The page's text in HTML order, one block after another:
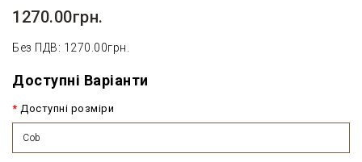
1270.00грн.
Без ПДВ: 1270.00грн.
Доступні Варіанти
Доступні розміри
Cob